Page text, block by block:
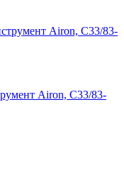
Airon, C33/83-